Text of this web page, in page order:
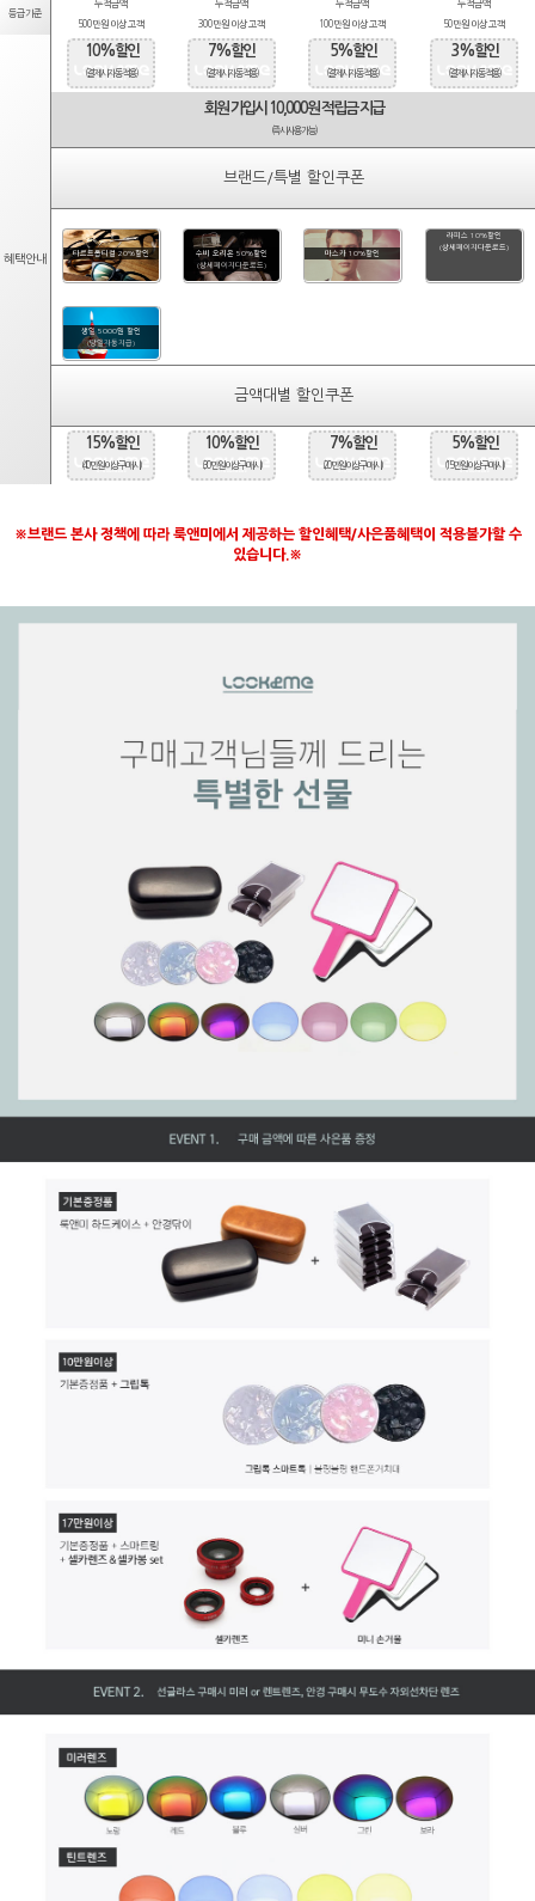
등급기준
누적금액
500만원 이상 고객
누적금액
300만원 이상 고객
누적금액
100만원 이상 고객
누적금액
50만원 이상 고객
혜택안내
10%할인
(결제시 자동적용)
7%할인
(결제시 자동적용)
5%할인
(결제시 자동적용)
3%할인
(결제시 자동적용)
회원 가입시 10,000원 적립금 지급
(즉시사용가능)
브랜드/특별 할인쿠폰
타르트옵티컬 20%할인
수비 오리온 50%할인
(상세페이지다운로드)
마스카 10%할인
라피스 10%할인
(상세페이지다운로드)
생일 5000원 할인
(당일자동지급)
금액대별 할인쿠폰
15%할인
(40만원 이상 구매시)
10%할인
(30만원 이상 구매시)
7%할인
(20만원 이상 구매시)
5%할인
(15만원 이상 구매시)
※브랜드 본사 정책에 따라 룩앤미에서 제공하는 할인혜택/사은품혜택이 적용불가할 수
있습니다.※